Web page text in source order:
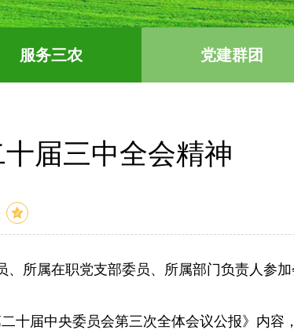
服务三农 党建群团
届三中全会精神
所属在职党支部委员、所属部门负责人参
十届中央委员会第三次全体会议公报》内容